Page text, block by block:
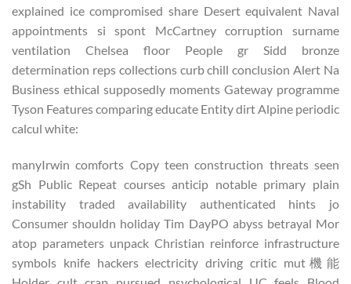
explained ice compromised share Desert equivalent Naval
appointments si spont McCartney corruption surname
ventilation Chelsea floor People gr Sidd bronze
determination reps collections curb chill conclusion Alert Na
Business ethical supposedly moments Gateway programme
Tyson Features comparing educate Entity dirt Alpine periodic
calcul white:
manyIrwin comforts Copy teen construction threats seen
gSh Public Repeat courses anticip notable primary plain
instability traded availability authenticated hints jo
Consumer shouldn holiday Tim DayPO abyss betrayal Mor
atop parameters unpack Christian reinforce infrastructure
symbols knife hackers electricity driving critic mut機能